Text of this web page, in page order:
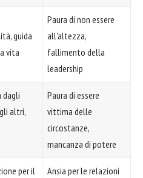
guida
vita
Paura di non essere
all'altezza,
fallimento della
leadership
dagli
altri,
Paura di essere
vittima delle
circostanze,
mancanza di potere
per il
Ansia per le relazioni